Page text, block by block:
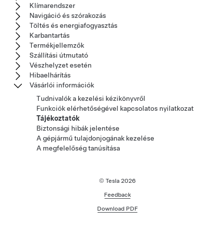
Klímarendszer
Navigáció és szórakozás
Töltés és energiafogyasztás
Karbantartás
Termékjellemzők
Szállítási útmutató
Vészhelyzet esetén
Hibaelhárítás
Vásárlói információk
Tudnivalók a kezelési kézikönyvről
Funkciók elérhetőségével kapcsolatos nyilatkozat
Tájékoztatók
Biztonsági hibák jelentése
A gépjármű tulajdonjogának kezelése
A megfelelőség tanúsítása
© Tesla 2026
Feedback
Download PDF